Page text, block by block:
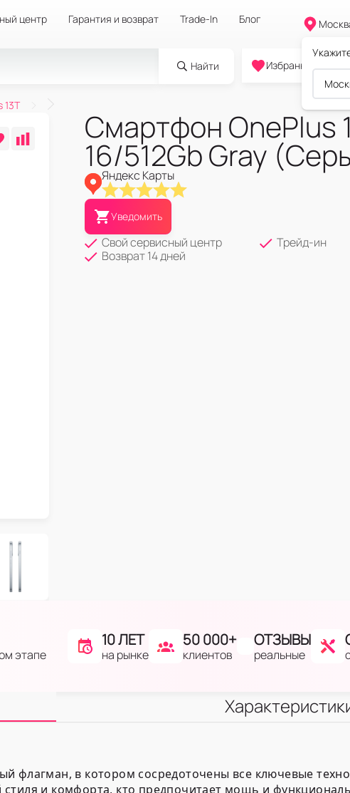
центр Гарантия и возврат Trade-In Блог
Найти
0
Избранное
13T
Смартфон OnePlus
16/512Gb Gray
Яндекс Карты
Уведомить
Свой сервисный центр Трейд-ин
Возврат 14 дней
этапе
10 ЛЕТ
на рынке
50 000+
клиентов
ОТЗЫВЫ
реальные
флагман, в котором сосредоточены все ключевые
и комфорта, кто предпочитает мощь и